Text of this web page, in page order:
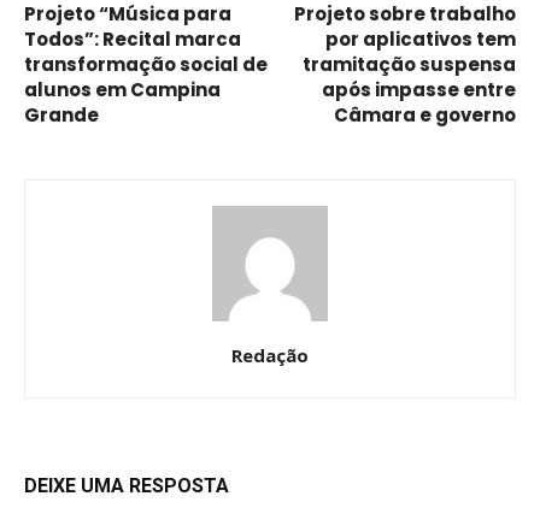
Projeto “Música para
Todos”: Recital marca
transformação social de
alunos em Campina
Grande
Projeto sobre trabalho
por aplicativos tem
tramitação suspensa
após impasse entre
Câmara e governo
Redação
DEIXE UMA RESPOSTA